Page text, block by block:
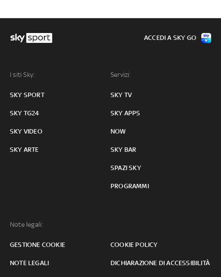
I siti Sky:
SKY SPORT
SKY TG24
SKY VIDEO
SKY ARTE
Servizi:
SKY TV
SKY APPS
NOW
SKY BAR
SPAZI SKY
PROGRAMMI
Note legali:
GESTIONE COOKIE COOKIE POLICY
NOTE LEGALI DICHIARAZIONE DI ACCESSIBILITÀ
ACCEDI A SKY GO